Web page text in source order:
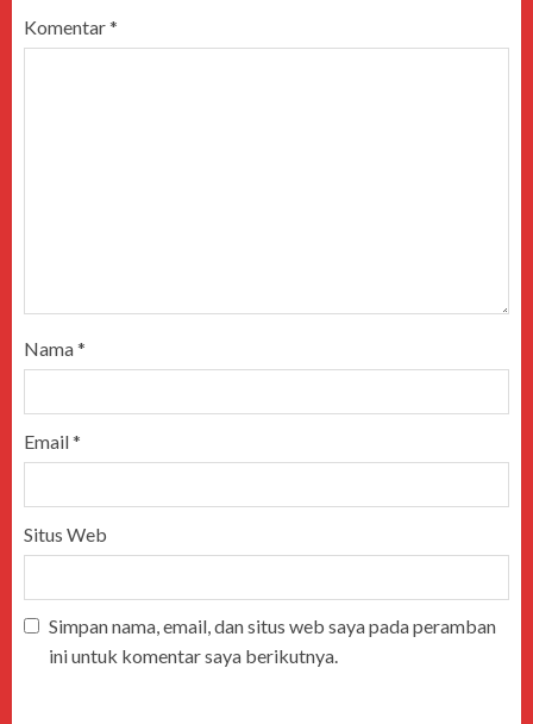
Komentar*
Nama*
Email*
Situs Web
Simpan nama, email, dan situs web saya pada peramban
ini untuk komentar saya berikutnya.